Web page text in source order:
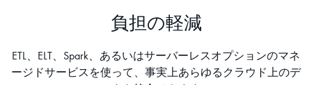
負担の軽減
ETL、ELT、Spark、あるいはサーバーレスオプションのマネ
ージドサービスを使って、事実上あらゆるクラウド上のデ